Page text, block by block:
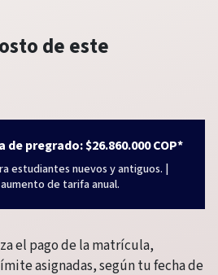
de este
pregrado: $26.860.000 COP*
estudiantes nuevos y antiguos. |
de tarifa anual.
el pago de la matrícula,
asignadas, según tu fecha de